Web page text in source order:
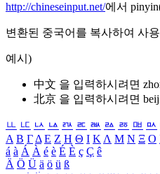
http://chineseinput.net/에서
변환된 중국어를 복사하여 사
예시)
中文 을 입력하시려면
北京 을 입력하시려면
ㅥ ㅦ ㅧ ㅨ ㅩ ㅪ ㅫ ㅬ ㅭ ㅮ ㅯ
Α Β ΓΔ Ε Ζ Η Θ Ι ΚΛ Μ Ν Ξ Ο
á à Á À é è É È ç Ç ê
Ä Ö Ü ä ö ü ß